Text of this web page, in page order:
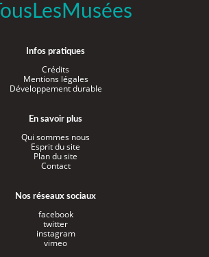
TousLesMusées
Infos pratiques
Crédits
Mentions légales
Développement durable
En savoir plus
Qui sommes nous
Esprit du site
Plan du site
Contact
Nos réseaux sociaux
facebook
twitter
instagram
vimeo